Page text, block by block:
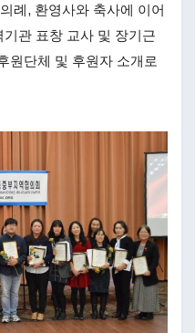
례, 환영사와 축사에 이어
관 표창 교사 및 장기근
원단체 및 후원자 소개로